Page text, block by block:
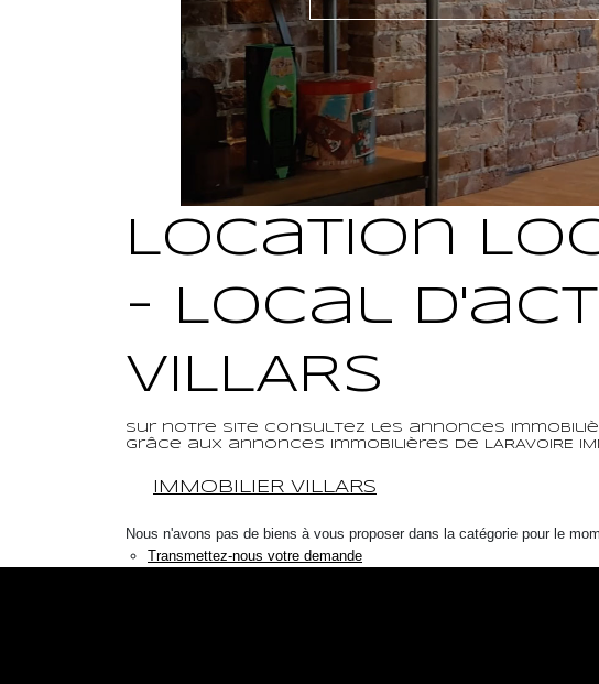
Location
- Local
VILLARS
Sur notre site consultez les annonces
grâce aux annonces immobilières de LARAVOIRE
IMMOBILIER VILLARS
Nous n'avons pas de biens à vous proposer dans la catégorie pour le
Transmettez-nous votre demande